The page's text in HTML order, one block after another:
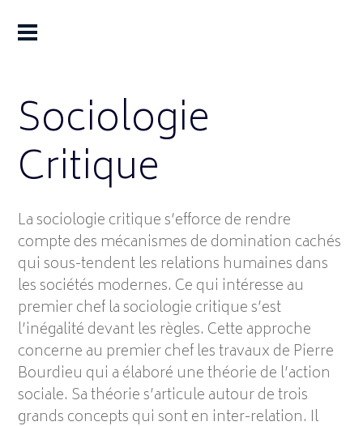
Sociologie
Critique
La sociologie critique s’efforce de rendre
compte des mécanismes de domination cachés
qui sous-tendent les relations humaines dans
les sociétés modernes. Ce qui intéresse au
premier chef la sociologie critique s’est
l’inégalité devant les règles. Cette approche
concerne au premier chef les travaux de Pierre
Bourdieu qui a élaboré une théorie de l’action
sociale. Sa théorie s’articule autour de trois
grands concepts qui sont en inter-relation. Il